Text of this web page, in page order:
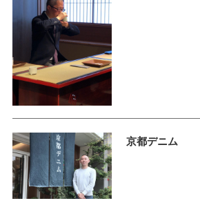
京都デニム